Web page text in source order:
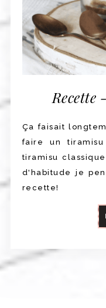
Recette
Ça faisait
faire un
tiramisu
d'habitude je
recette!